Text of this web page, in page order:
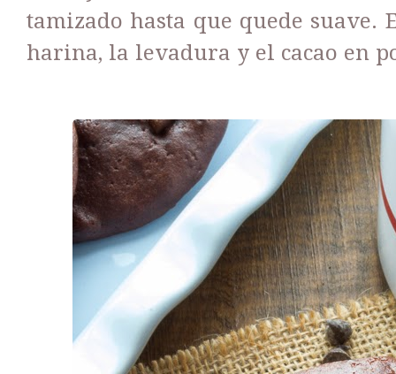
tamizado hasta que quede suave.
harina, la levadura y el cacao en